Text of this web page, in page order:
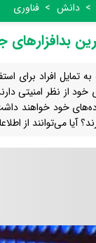
دانش فناوری
به تمایل افراد برای
خود از نظر امنیتی
خود خواهند
آیا می‌توانند از